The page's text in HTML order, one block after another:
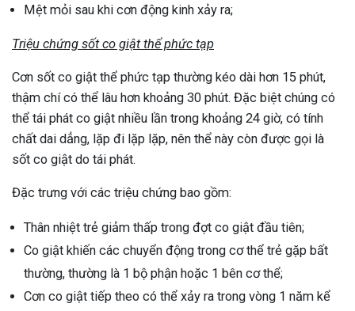
Mệt mỏi sau khi cơn động kinh xảy ra;
Triệu chứng sốt co giật thể phức tạp
Cơn sốt co giật thể phức tạp thường kéo dài hơn 15 phút,
thậm chí có thể lâu hơn khoảng 30 phút. Đặc biệt chúng có
thể tái phát co giật nhiều lần trong khoảng 24 giờ, có tính
chất dai dẳng, lặp đi lặp lặp, nên thể này còn được gọi là
sốt co giật do tái phát.
Đặc trưng với các triệu chứng bao gồm:
Thân nhiệt trẻ giảm thấp trong đợt co giật đầu tiên;
Co giật khiến các chuyển động trong cơ thể trẻ gặp bất
thường, thường là 1 bộ phận hoặc 1 bên cơ thể;
Cơn co giật tiếp theo có thể xảy ra trong vòng 1 năm kể